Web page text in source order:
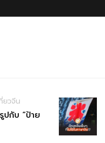
ยวจีน
กับ “ป้าย